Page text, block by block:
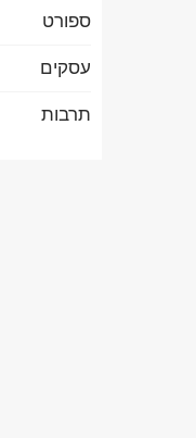
ספורט
עסקים
תרבות